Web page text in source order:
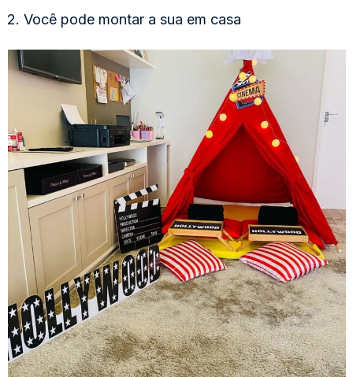
2. Você pode montar a sua em casa